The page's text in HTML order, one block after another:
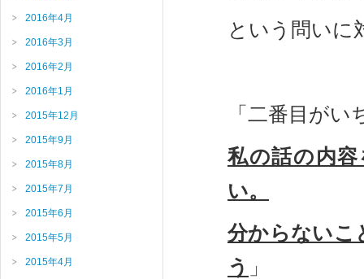
という問いに
「二番目が
私の話の内
い。
分からないこ
う 」
2016年4月
2016年3月
2016年2月
2016年1月
2015年12月
2015年9月
2015年8月
2015年7月
2015年6月
2015年5月
2015年4月